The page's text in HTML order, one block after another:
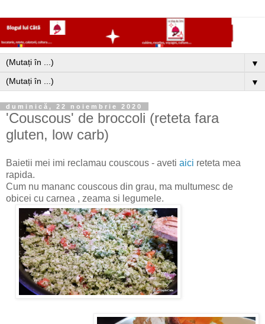
▼
▼
duminică, 22 noiembrie 2020
'Couscous' de broccoli (reteta fara
gluten, low carb)
Baietii mei imi reclamau couscous - aveti aici reteta mea
rapida.
Cum nu mananc couscous din grau, ma multumesc de
obicei cu carnea , zeama si legumele.